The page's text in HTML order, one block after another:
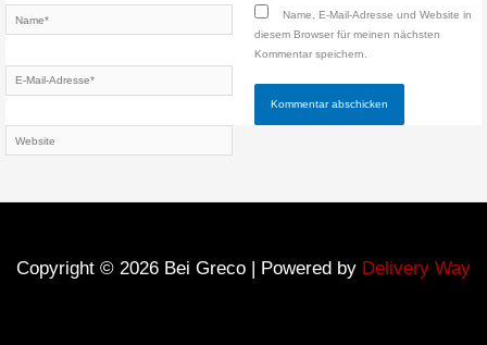
Mail-
Name, E-Mail-Adresse und Website in
diesem Browser für meinen nächsten
Kommentar speichern.
Copyright © 2026 Bei Greco | Powered by Delivery Way